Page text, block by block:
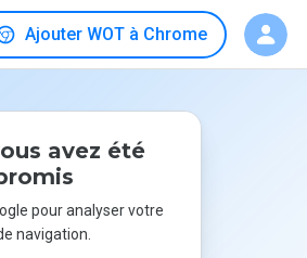
Ajouter WOT à Chrome
avez été
pour analyser votre
navigation.